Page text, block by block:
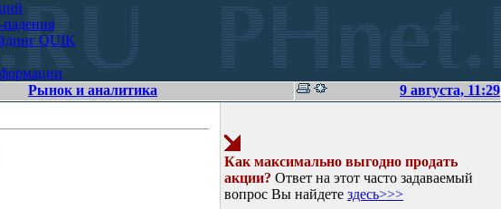
QUIK
Рынок и аналитика 9 августа, 11:29
Как максимально выгодно продать
акции? Ответ на этот часто задаваемый
вопрос Вы найдете здесь>>>